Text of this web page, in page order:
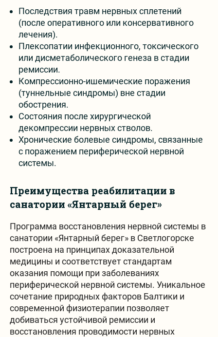
Последствия травм нервных сплетений
(после оперативного или консервативного
лечения).
Плексопатии инфекционного, токсического
или дисметаболического генеза в стадии
ремиссии.
Компрессионно-ишемические поражения
(туннельные синдромы) вне стадии
обострения.
Состояния после хирургической
декомпрессии нервных стволов.
Хронические болевые синдромы, связанные
с поражением периферической нервной
системы.
Преимущества реабилитации в
санатории «Янтарный берег»
Программа восстановления нервной системы в
санатории «Янтарный берег» в Светлогорске
построена на принципах доказательной
медицины и соответствует стандартам
оказания помощи при заболеваниях
периферической нервной системы. Уникальное
сочетание природных факторов Балтики и
современной физиотерапии позволяет
добиваться устойчивой ремиссии и
восстановления проводимости нервных